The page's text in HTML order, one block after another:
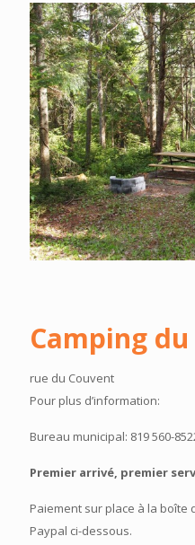
Camping
rue du Couvent
Pour plus d’information:
Bureau municipal: 819 560-
Premier arrivé, premier
Paiement sur place à la boîte
Paypal ci-dessous.